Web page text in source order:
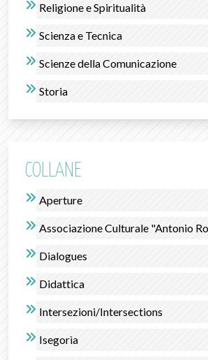
Religione e Spiritualità
Scienza e Tecnica
Scienze della Comunicazione
Storia
COLLANE
Aperture
Associazione Culturale "Antonio
Dialogues
Didattica
Intersezioni/Intersections
Isegorìa